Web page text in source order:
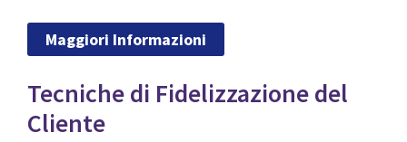
Maggiori Informazioni
Tecniche di Fidelizzazione del
Cliente